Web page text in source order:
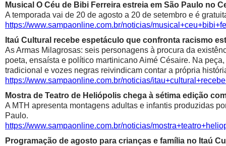
Musical O Céu de Bibi Ferreira estreia em São Paulo no
A temporada vai de 20 de agosto a 20 de setembro e é
https://www.sampaonline.com.br/noticias/
Itaú Cultural recebe espetáculo que confronta racismo
As Armas Milagrosas: seis personagens à procura da
poeta, ensaísta e político martinicano Aimé Césaire. Na
tradicional e vozes negras reivindicam contar a própria
https://www.sampaonline.com.br/noticias/
Mostra de Teatro de Heliópolis chega à sétima edição
A MTH apresenta montagens adultas e infantis produzidas
Paulo.
https://www.sampaonline.com.br/noticias/
Programação de agosto para crianças e família no Itaú